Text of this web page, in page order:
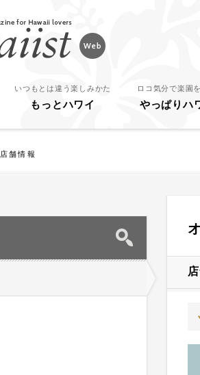
いつもとは違う楽しみかた
もっとハワイ
ロコ気分で楽園
やっぱりハ
店舗情報